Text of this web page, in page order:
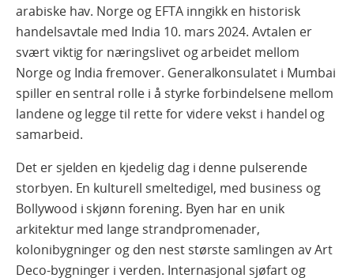
arabiske hav. Norge og EFTA inngikk en historisk
handelsavtale med India 10. mars 2024. Avtalen er
svært viktig for næringslivet og arbeidet mellom
Norge og India fremover. Generalkonsulatet i Mumbai
spiller en sentral rolle i å styrke forbindelsene mellom
landene og legge til rette for videre vekst i handel og
samarbeid.
Det er sjelden en kjedelig dag i denne pulserende
storbyen. En kulturell smeltedigel, med business og
Bollywood i skjønn forening. Byen har en unik
arkitektur med lange strandpromenader,
kolonibygninger og den nest største samlingen av Art
Deco-bygninger i verden. Internasjonal sjøfart og